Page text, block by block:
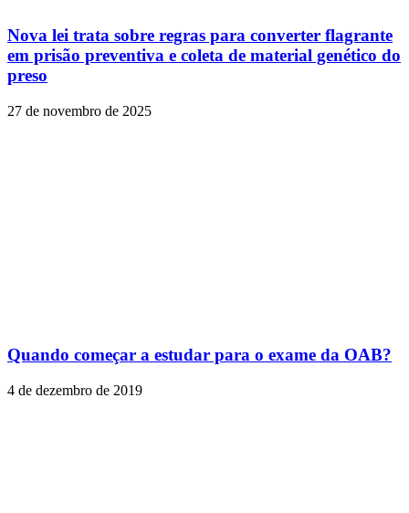
Nova lei trata sobre regras para converter flagrante
em prisão preventiva e coleta de material genético do
preso
27 de novembro de 2025
Quando começar a estudar para o exame da OAB?
4 de dezembro de 2019